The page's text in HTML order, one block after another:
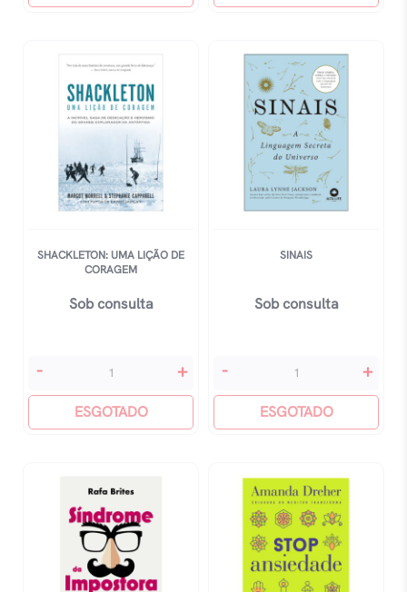
Inteira
quantidade
SHACKLETON: UMA LIÇÃO DE
CORAGEM
Sob consulta
Shackleton:
De
- +
ESGOTADO
SINAIS
Sob consulta
Sinais
- +
ESGOTADO